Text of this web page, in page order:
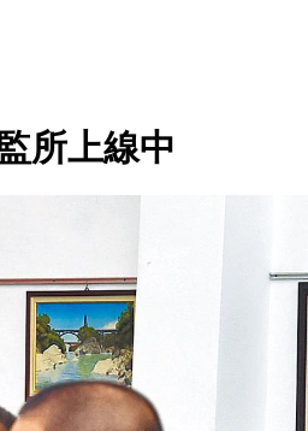
所上線中